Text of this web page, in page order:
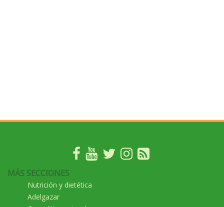
MÁS SECCIONES
Nutrición y dietética
Adelgazar